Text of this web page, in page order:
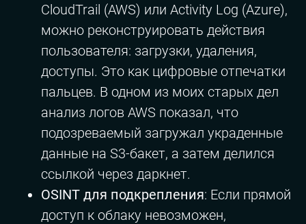
CloudTrail (AWS) или Activity Log (Azure),
можно реконструировать действия
пользователя: загрузки, удаления,
доступы. Это как цифровые отпечатки
пальцев. В одном из моих старых дел
анализ логов AWS показал, что
подозреваемый загружал украденные
данные на S3-бакет, а затем делился
ссылкой через даркнет.
OSINT для подкрепления: Если прямой
доступ к облаку невозможен,